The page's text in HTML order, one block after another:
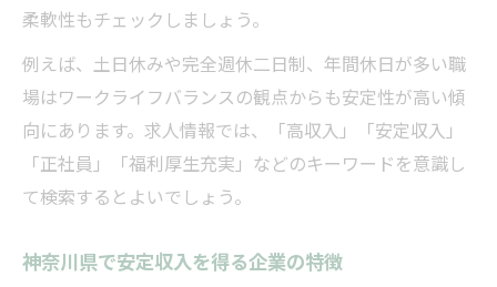
柔軟性もチェックしましょう。
例えば、土日休みや完全週休二日制、年間休日が多い職
場はワークライフバランスの観点からも安定性が高い傾
向にあります。求人情報では、「高収入」「安定収入」
「正社員」「福利厚生充実」などのキーワードを意識し
て検索するとよいでしょう。
神奈川県で安定収入を得る企業の特徴